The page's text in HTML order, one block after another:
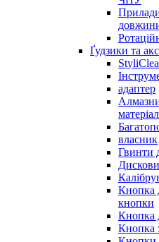
Ґудзики та
адаптер
матеріал
власник
Гвинти
Кнопка
кнопки
Кнопка
Кнопка